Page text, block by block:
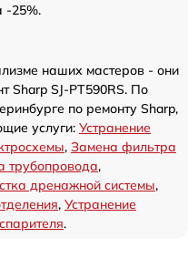
-25%.
наших мастеров - они
Sharp SJ-PT590RS. По
по ремонту Sharp,
услуги: Устранение
, Замена фильтра
трубопровода,
дренажной системы,
, Устранение
.